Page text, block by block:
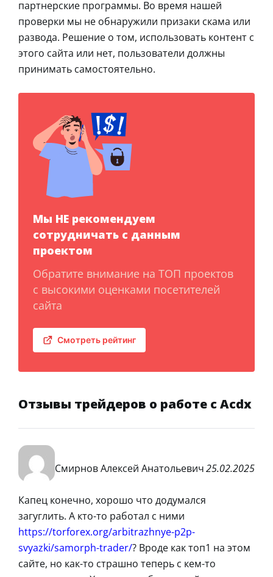
партнерские программы. Во время нашей
проверки мы не обнаружили призаки скама или
развода. Решение о том, использовать контент с
этого сайта или нет, пользователи должны
принимать самостоятельно.
Мы НЕ рекомендуем
сотрудничать с данным
проектом
Обратите внимание на ТОП проектов
с высокими оценками посетителей
сайта
Смотреть рейтинг
Отзывы трейдеров о работе с Acdx
Смирнов Алексей Анатольевич25.02.2025
Капец конечно, хорошо что додумался
загуглить. А кто-то работал с ними
https://torforex.org/arbitrazhnye-p2p-
svyazki/samorph-trader/? Вроде как топ1 на этом
сайте, но как-то страшно теперь с кем-то